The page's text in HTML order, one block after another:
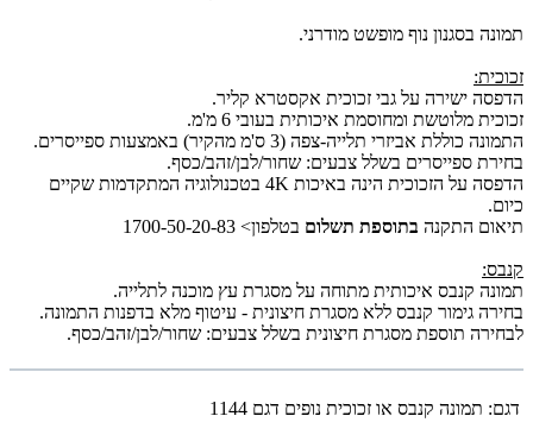
תמונה בסגנון נוף מופשט מודרני.
זכוכית:
הדפסה ישירה על גבי זכוכית אקסטרא קליר.
זכוכית מלוטשת ומחוסמת איכותית בעובי 6 מ'מ.
התמונה כוללת אביזרי תלייה-צפה (3 ס'מ מהקיר) באמצעות ספייסרים.
בחירת ספייסרים בשלל צבעים: שחור/לבן/זהב/כסף.
הדפסה על הזכוכית הינה באיכות 4K בטכנולוגיה המתקדמות שקיים
כיום.
תיאום התקנה בתוספת תשלום בטלפון> 1700-50-20-83
קנבס:
תמונה קנבס איכותית מתוחה על מסגרת עץ מוכנה לתלייה.
בחירה גימור קנבס ללא מסגרת חיצונית - עיטוף מלא בדפנות התמונה.
לבחירה תוספת מסגרת חיצונית בשלל צבעים: שחור/לבן/זהב/כסף.
דגם: תמונה קנבס או זכוכית נופים דגם 1144